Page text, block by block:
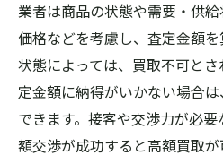
業者は商品の状態や需要・供
価格などを考慮し、査定金額
状態によっては、買取不可と
定金額に納得がいかない場合
できます。接客や交渉力が必
額交渉が成功すると高額買取